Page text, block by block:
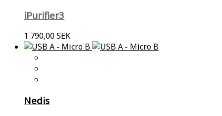
iPurifier3
1 790,00 SEK
Nedis